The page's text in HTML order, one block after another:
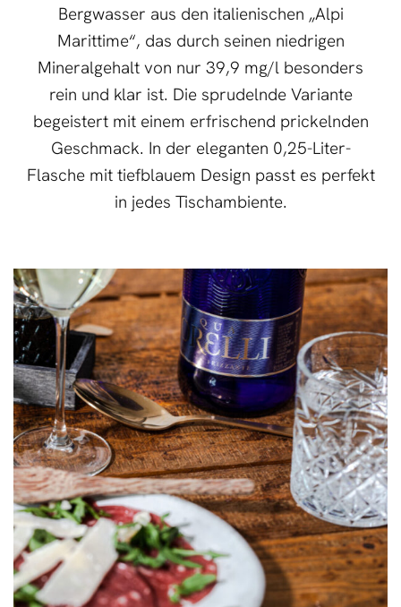
Bergwasser aus den italienischen „Alpi
Marittime“, das durch seinen niedrigen
Mineralgehalt von nur 39,9 mg/l besonders
rein und klar ist. Die sprudelnde Variante
begeistert mit einem erfrischend prickelnden
Geschmack. In der eleganten 0,25-Liter-
Flasche mit tiefblauem Design passt es perfekt
in jedes Tischambiente.